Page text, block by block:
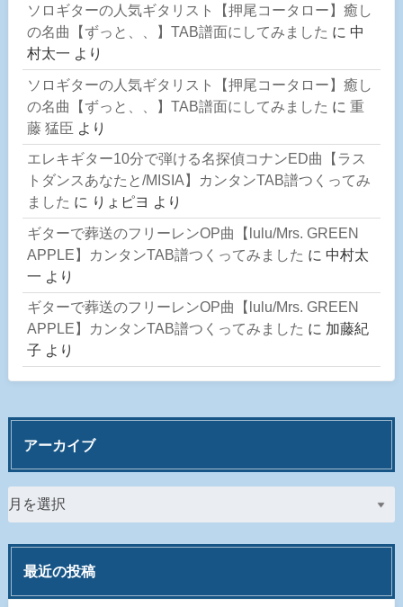
ソロギターの人気ギタリスト【押尾コータロー】癒し
の名曲【ずっと、、】TAB譜面にしてみました に 中
村太一 より
ソロギターの人気ギタリスト【押尾コータロー】癒し
の名曲【ずっと、、】TAB譜面にしてみました に 重
藤 猛臣 より
エレキギター10分で弾ける名探偵コナンED曲【ラス
トダンスあなたと/MISIA】カンタンTAB譜つくってみ
ました に りょピヨ より
ギターで葬送のフリーレンOP曲【lulu/Mrs. GREEN
APPLE】カンタンTAB譜つくってみました に 中村太
一 より
ギターで葬送のフリーレンOP曲【lulu/Mrs. GREEN
APPLE】カンタンTAB譜つくってみました に 加藤紀
子 より
アーカイブ
最近の投稿